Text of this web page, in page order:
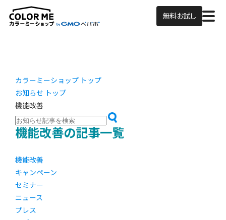
無料お試し
カラーミーショップ トップ
お知らせ トップ
機能改善
機能改善の記事一覧
機能改善
キャンペーン
セミナー
ニュース
プレス